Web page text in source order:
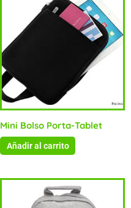
Mini Bolso Porta-Tablet
Añadir al carrito